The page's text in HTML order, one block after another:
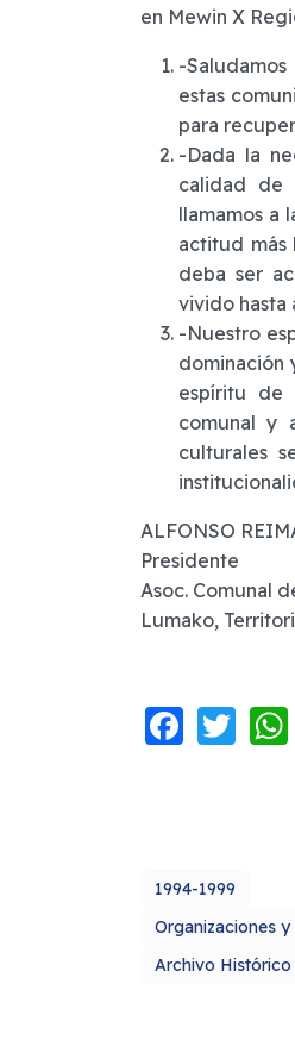
en Mewin X
-
estas
para
-Dada la
calidad de
llamamos a
actitud más
deba ser
vivido hasta
-Nuestro
dominación
espíritu de
comunal y
culturales
ALFONSO
Presidente
Asoc. Comunal
Lumako,
1994-1999
Organizaciones
Archivo Histórico